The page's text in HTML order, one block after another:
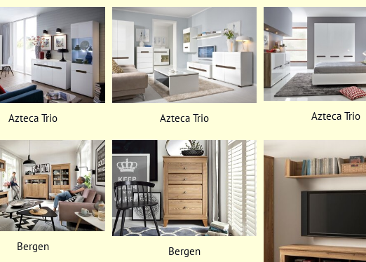
Azteca Trio Azteca Trio Azteca Trio
Bergen Bergen